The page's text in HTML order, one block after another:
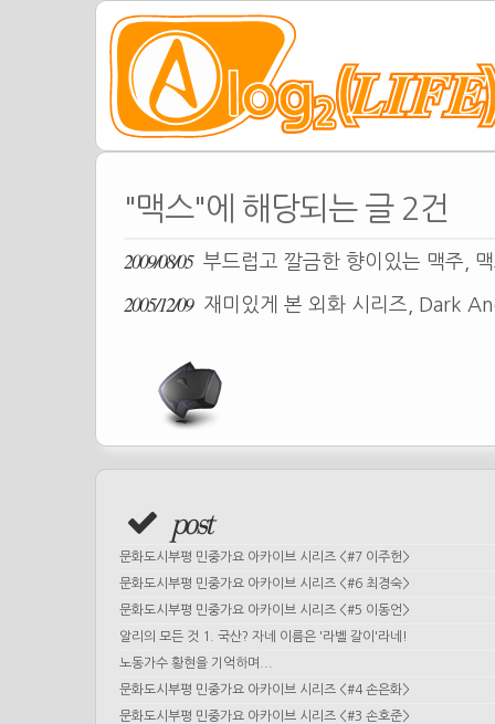
"맥스"에 해당되는 글 2건
2009/08/05 부드럽고 깔금한 향이있는 맥주,
2005/12/09 재미있게 본 외화 시리즈, Dark
post
문화도시부평 민중가요 아카이브 시리즈 <#7 이주헌>
문화도시부평 민중가요 아카이브 시리즈 <#6 최경숙>
문화도시부평 민중가요 아카이브 시리즈 <#5 이동언>
알리의 모든 것 1. 국산? 자네 이름은 '라벨 갈이'라네!
노동가수 황현을 기억하며...
문화도시부평 민중가요 아카이브 시리즈 <#4 손은화>
문화도시부평 민중가요 아카이브 시리즈 <#3 손호준>